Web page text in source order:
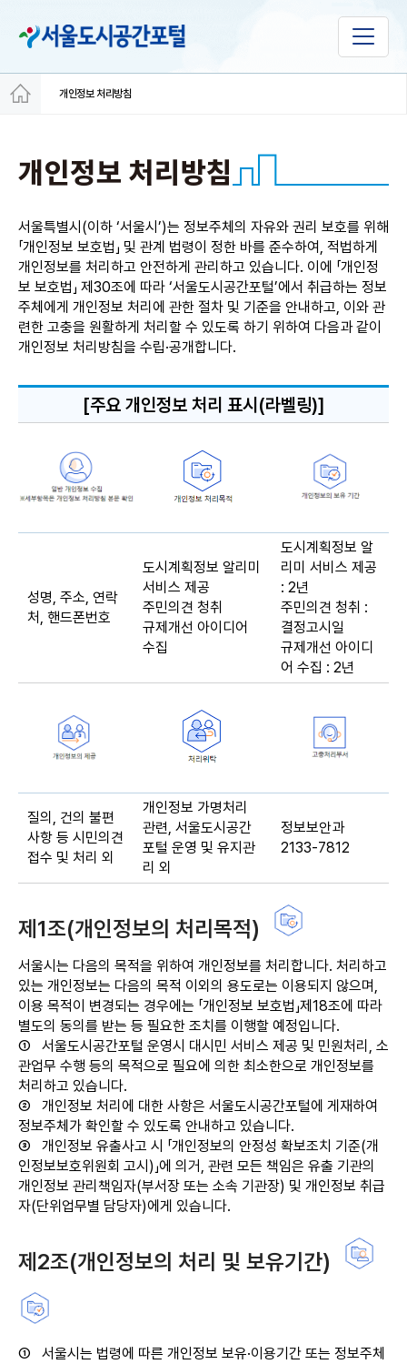
개인정보 처리방침
개인정보 처리방침
서울특별시(이하 ‘서울시’)는 정보주체의 자유와 권리 보호를 위해
「개인정보 보호법」 및 관계 법령이 정한 바를 준수하여, 적법하게
개인정보를 처리하고 안전하게 관리하고 있습니다. 이에 「개인정
보 보호법」 제30조에 따라 ‘서울도시공간포털’에서 취급하는 정보
주체에게 개인정보 처리에 관한 절차 및 기준을 안내하고, 이와 관
련한 고충을 원활하게 처리할 수 있도록 하기 위하여 다음과 같이
개인정보 처리방침을 수립·공개합니다.
[주요 개인정보 처리 표시(라벨링)]
성명, 주소, 연락
처, 핸드폰번호
도시계획정보 알리미
서비스 제공
주민의견 청취
규제개선 아이디어
수집
도시계획정보 알
리미 서비스 제공
: 2년
주민의견 청취 :
결정고시일
규제개선 아이디
어 수집 : 2년
질의, 건의 불편
사항 등 시민의견
접수 및 처리 외
개인정보 가명처리
관련, 서울도시공간
포털 운영 및 유지관
리 외
정보보안과
2133-7812
제1조(개인정보의 처리목적)
서울시는 다음의 목적을 위하여 개인정보를 처리합니다. 처리하고
있는 개인정보는 다음의 목적 이외의 용도로는 이용되지 않으며,
이용 목적이 변경되는 경우에는 「개인정보 보호법」제18조에 따라
별도의 동의를 받는 등 필요한 조치를 이행할 예정입니다.
① 서울도시공간포털 운영시 대시민 서비스 제공 및 민원처리, 소
관업무 수행 등의 목적으로 필요에 의한 최소한으로 개인정보를
처리하고 있습니다.
② 개인정보 처리에 대한 사항은 서울도시공간포털에 게재하여
정보주체가 확인할 수 있도록 안내하고 있습니다.
③ 개인정보 유출사고 시 「개인정보의 안정성 확보조치 기준(개
인정보보호위원회 고시)」에 의거, 관련 모든 책임은 유출 기관의
개인정보 관리책임자(부서장 또는 소속 기관장) 및 개인정보 취급
자(단위업무별 담당자)에게 있습니다.
제2조(개인정보의 처리 및 보유기간)
① 서울시는 법령에 따른 개인정보 보유·이용기간 또는 정보주체